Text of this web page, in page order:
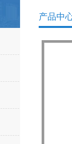
产品中